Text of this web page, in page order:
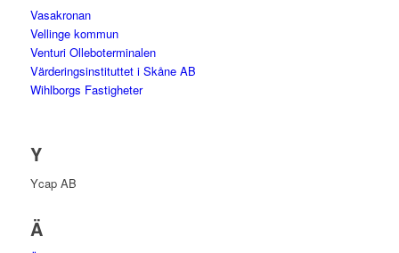
Vasakronan
Vellinge kommun
Venturi Olleboterminalen
Värderingsinstituttet i Skåne AB
Wihlborgs Fastigheter
Y
Ycap AB
Ä